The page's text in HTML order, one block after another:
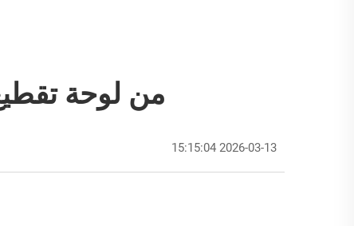
من لوحة
2026-03-13 15:15:04